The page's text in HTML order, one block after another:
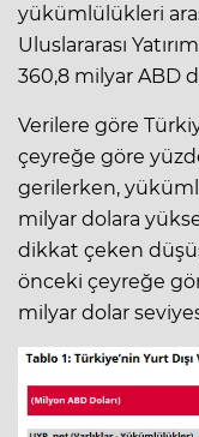
yükümlülükleri
Uluslararası
360,8 milyar ABD
Verilere göre
çeyreğe göre
gerilerken,
milyar dolara
dikkat çeken
önceki çeyreğe
milyar dolar